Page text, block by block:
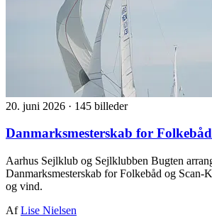
20. juni 2026 · 145 billeder
Danmarksmesterskab for
Aarhus Sejlklub og Sejlklubben Bugten
Danmarksmesterskab for Folkebåd og Scan-
og vind.
AfLise Nielsen